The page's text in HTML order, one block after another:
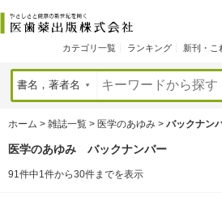
カテゴリ一覧 ランキング 新刊・こ
ホーム > 雑誌一覧 > 医学のあゆみ > バックナン
医学のあゆみ バックナンバー
91件中1件から30件までを表示